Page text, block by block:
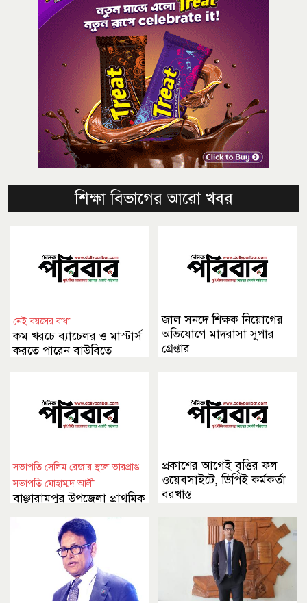
শিক্ষা বিভাগের আরো খবর
নেই বয়সের বাধা
কম খরচে ব্যাচেলর ও মাস্টার্স
করতে পারেন বাউবিতে
জাল সনদে শিক্ষক নিয়োগের
অভিযোগে মাদরাসা সুপার
গ্রেপ্তার
সভাপতি সেলিম রেজার স্থলে ভারপ্রাপ্ত
সভাপতি মোহাম্মদ আলী
বাঞ্ছারামপুর উপজেলা প্রাথমিক
প্রকাশের আগেই বৃত্তির ফল
ওয়েবসাইটে, ডিপিই কর্মকর্তা
বরখাস্ত